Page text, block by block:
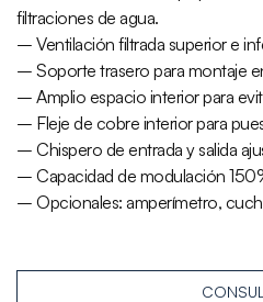
filtraciones de agua.
– Ventilación filtrada superior e
– Soporte trasero para montaje
– Amplio espacio interior para
– Fleje de cobre interior para
– Chispero de entrada y salida
– Capacidad de modulación
– Opcionales: amperímetro,